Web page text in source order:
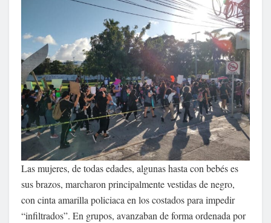
Las mujeres, de todas edades, algunas hasta con bebés es
sus brazos, marcharon principalmente vestidas de negro,
con cinta amarilla policiaca en los costados para impedir
“infiltrados”. En grupos, avanzaban de forma ordenada por